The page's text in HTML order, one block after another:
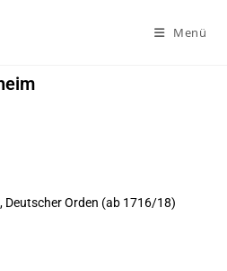
Menü
Orden (ab 1716/18)